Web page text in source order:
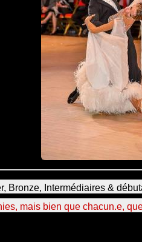
Bronze, Intermédiaires &
mais bien que chacun.e,